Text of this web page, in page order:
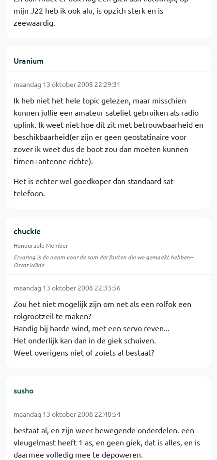
mijn J22 heb ik ook alu, is opzich sterk en is
zeewaardig.
Uranium
maandag 13 oktober 2008 22:29:31
Ik heb niet het hele topic gelezen, maar misschien
kunnen jullie een amateur sateliet gebruiken als radio
uplink. Ik weet niet hoe dit zit met betrouwbaarheid en
beschikbaarheid(er zijn er geen geostatinaire voor
zover ik weet dus de boot zou dan moeten kunnen
timen+antenne richte).
Het is echter wel goedkoper dan standaard sat-
telefoon.
chuckie
Honourable Member
Ervaring is de naam voor de som der fouten die we gemaakt hebben--
Oscar Wilde
maandag 13 oktober 2008 22:33:56
Zou het niet mogelijk zijn om net als een rolfok een
rolgrootzeil te maken?
Handig bij harde wind, met een servo reven...
Het onderlijk kan dan in de giek schuiven.
Weet overigens niet of zoiets al bestaat?
susho
maandag 13 oktober 2008 22:48:54
bestaat al, en zijn weer bewegende onderdelen. een
vleugelmast heeft 1 as, en geen giek, dat is alles, en is
daarmee volledig mee te depoweren.